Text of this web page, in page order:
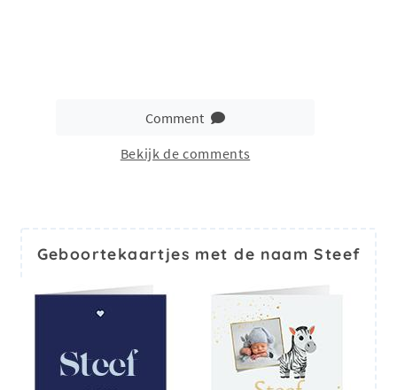
Comment
Bekijk de comments
Geboortekaartjes met de naam Steef